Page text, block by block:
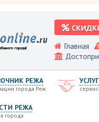
Главная
РЕЖА
города Реж
РЕЖА
города